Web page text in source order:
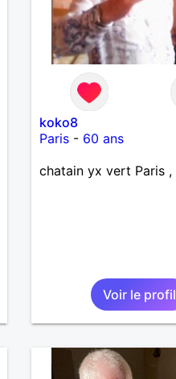
koko8
Paris - 60 ans
chatain yx vert Paris ,
Voir le profil